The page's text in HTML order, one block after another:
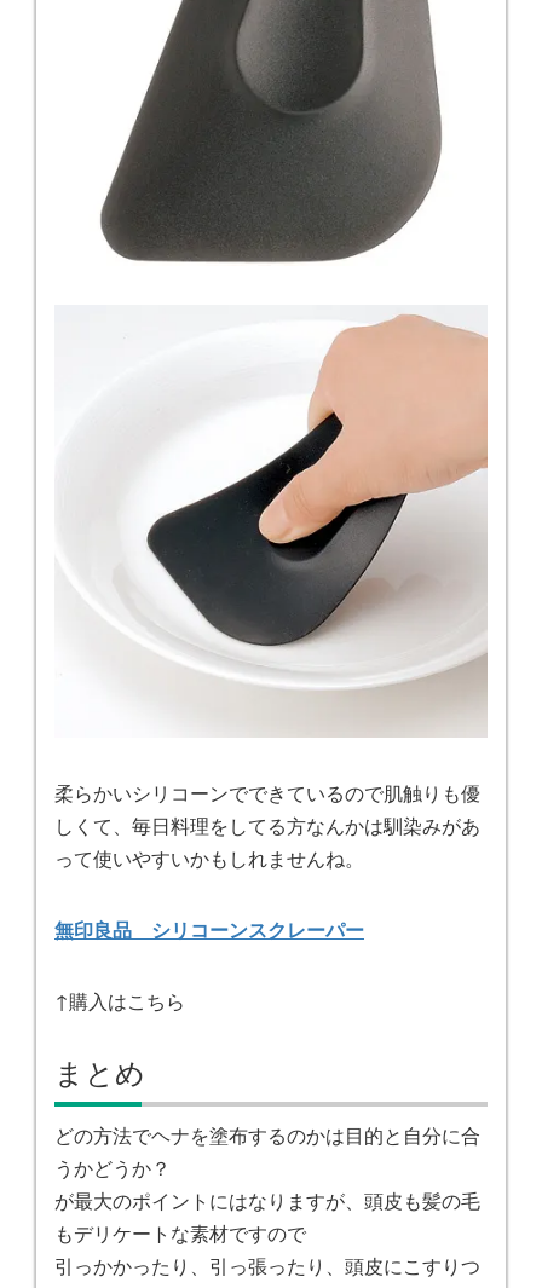
柔らかいシリコーンでできているので肌触りも優
しくて、毎日料理をしてる方なんかは馴染みがあ
って使いやすいかもしれませんね。
無印良品 シリコーンスクレーパー
↑購入はこちら
まとめ
どの方法でヘナを塗布するのかは目的と自分に合
うかどうか？
が最大のポイントにはなりますが、頭皮も髪の毛
もデリケートな素材ですので
引っかかったり、引っ張ったり、頭皮にこすりつ